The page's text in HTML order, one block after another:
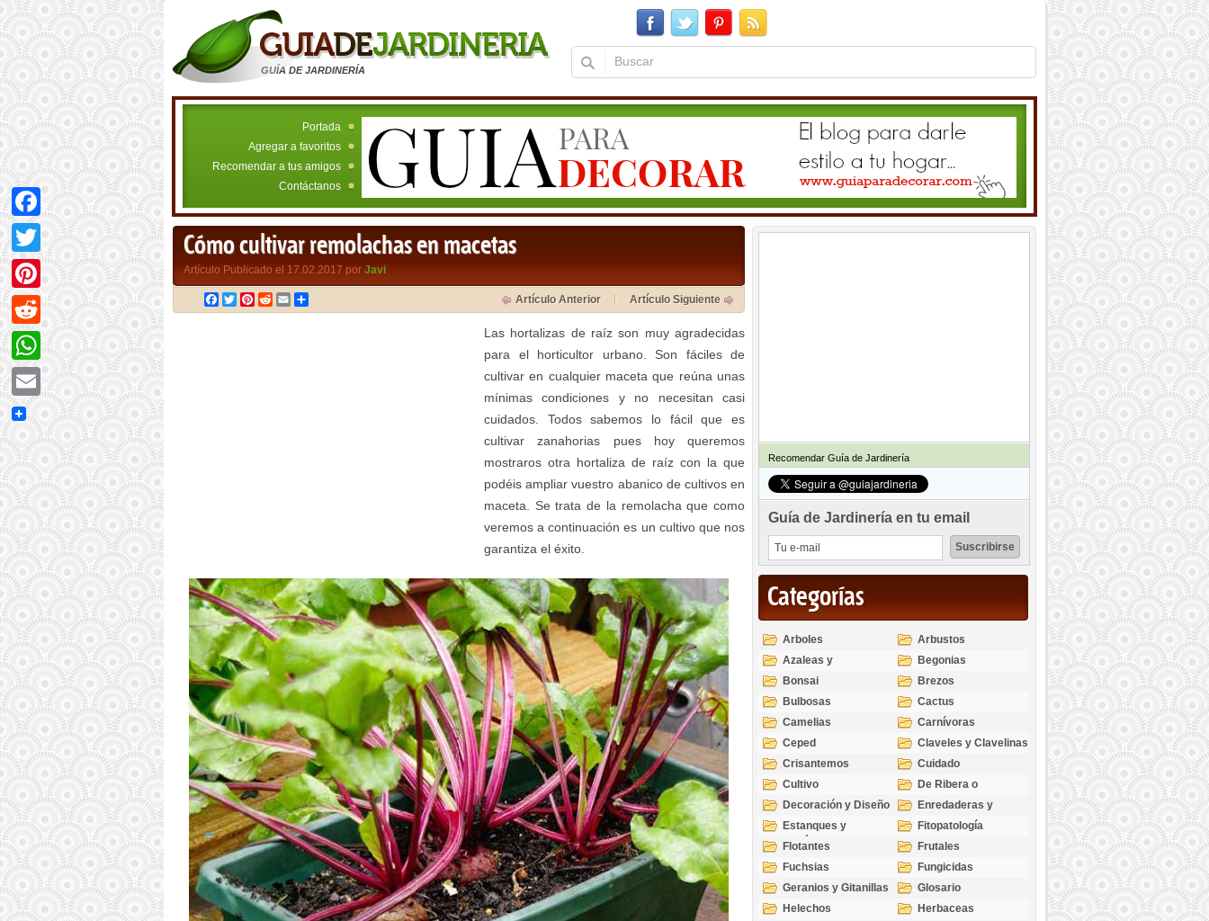
GUÍA DE JARDINERÍA
Portada
Agregar a favoritos
Recomendar a tus amigos
Contáctanos
Cómo cultivar remolachas en macetas
Artículo Publicado el 17.02.2017 por Javi
Facebook
TwitterPinterest
RedditEmail Artículo Anterior Artículo Siguiente
Las hortalizas de raíz son muy agradecidas
para el horticultor urbano. Son fáciles de
cultivar en cualquier maceta que reúna unas
mínimas condiciones y no necesitan casi
cuidados. Todos sabemos lo fácil que es
cultivar zanahorias pues hoy queremos
mostraros otra hortaliza de raíz con la que
podéis ampliar vuestro abanico de cultivos en
maceta. Se trata de la remolacha que como
veremos a continuación es un cultivo que nos
garantiza el éxito.
Recomendar Guía de Jardinería
Guía de Jardinería en tu email
Categorías
Arboles
Arbustos
Azaleas y
Rododendros
Begonias
Bonsai
Brezos
Bulbosas
Cactus
Camelias
Carnívoras
Ceped
Claveles y Clavelinas
Crisantemos
Cuidado
Cultivo
De Ribera o
Palustres
Decoración y Diseño
Enredaderas y
cubresuelos
Estanques y
Acuáticas
Fitopatología
Flotantes
Frutales
Fuchsias
Fungicidas
Geranios y Gitanillas
Glosario
Helechos
Herbaceas
Facebook
Twitter
Pinterest
Reddit
WhatsApp
Email